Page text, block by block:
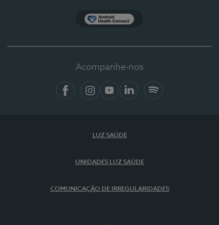
Acompanhe-nos
LUZ SAÚDE
UNIDADES LUZ SAÚDE
COMUNICAÇÃO DE IRREGULARIDADES